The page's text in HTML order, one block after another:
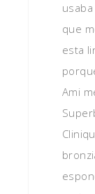
que
esta
Ami